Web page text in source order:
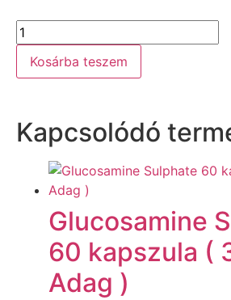
Kosárba teszem
Kapcsolódó
Glucosamine
60 kapszula (
Adag )